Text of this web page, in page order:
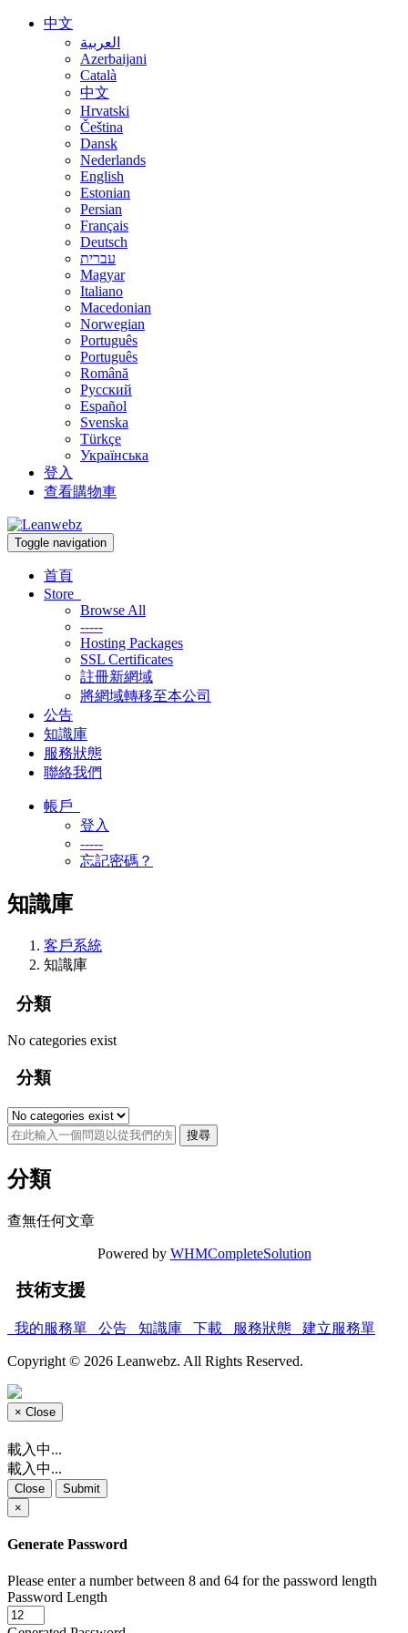
中文
العربية
Azerbaijani
Català
中文
Hrvatski
Čeština
Dansk
Nederlands
English
Estonian
Persian
Français
Deutsch
עברית
Magyar
Italiano
Macedonian
Norwegian
Português
Português
Română
Русский
Español
Svenska
Türkçe
Українська
登入
查看購物車
Toggle navigation
首頁
Store
Browse All
-----
Hosting Packages
SSL Certificates
註冊新網域
將網域轉移至本公司
公告
知識庫
服務狀態
聯絡我們
帳戶
登入
-----
忘記密碼？
知識庫
客戶系統
知識庫
分類
No categories exist
分類
分類
查無任何文章
Powered by WHMCompleteSolution
技術支援
我的服務單 公告 知識庫 下載 服務狀態 建立服務單
Copyright © 2026 Leanwebz. All Rights Reserved.
× Close
載入中...
載入中...
Close
Submit
×
Generate Password
Please enter a number between 8 and 64 for the password length
Password Length